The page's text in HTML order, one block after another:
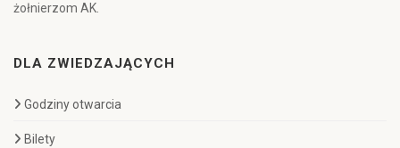
żołnierzom AK.
DLA ZWIEDZAJĄCYCH
Godziny otwarcia
Bilety